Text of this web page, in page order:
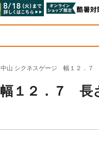
中山 シクネスゲージ 幅１２．
１２．７ 長